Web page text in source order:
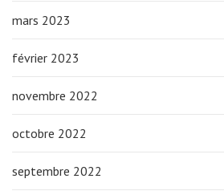
mars 2023
février 2023
novembre 2022
octobre 2022
septembre 2022